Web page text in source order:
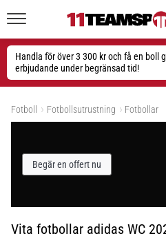
Handla för över 3 300 kr och få en boll
erbjudande under begränsad tid!
1. 7. 2025
•
1 min. läsning
Play
for
More
Rusta
dig
2025
Fotboll Fotbollsutrustning Fotbollar
Begär en offert nu
Vita fotbollar adidas WC
Filtr
Produktkategori
Detaljerad typ av produkt
Märke
Färg 1
Visa